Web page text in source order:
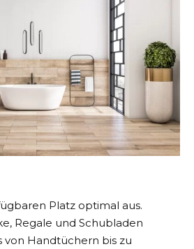
Platz optimal aus.
Regale und Schubladen
von Handtüchern bis zu